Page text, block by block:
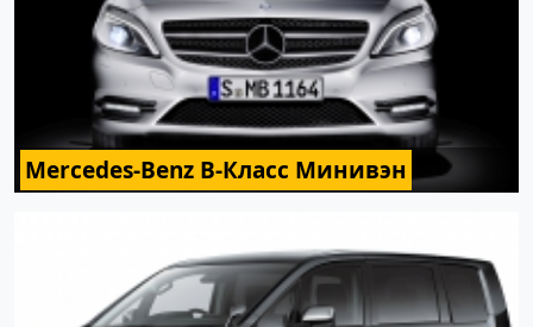
Mercedes-Benz B-Класс Минивэн